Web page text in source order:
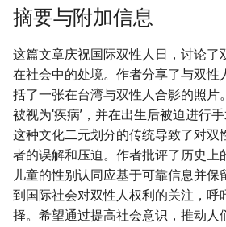
摘要与附加信息
这篇文章庆祝国际双性人日，讨论了
在社会中的处境。作者分享了与双性
括了一张在台湾与双性人合影的照片
被视为‘疾病’，并在出生后被迫进行
这种文化二元划分的传统导致了对双
者的误解和压迫。作者批评了历史上
儿童的性别认同应基于可靠信息并保
到国际社会对双性人权利的关注，呼
择。希望通过提高社会意识，推动人